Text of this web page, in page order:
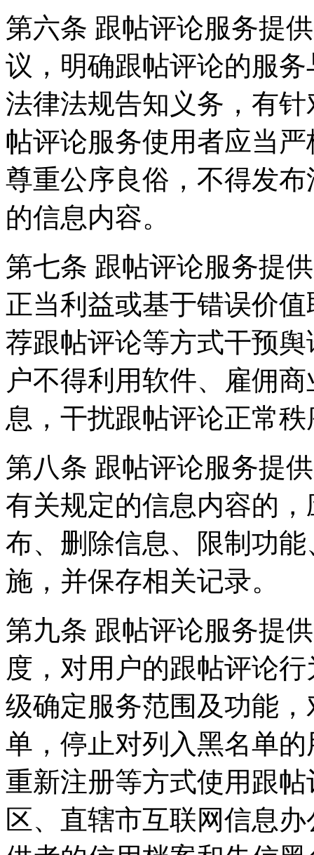
第六条 跟帖评论服务提
议，明确跟帖评论的服
法律法规告知义务，有
帖评论服务使用者应当
尊重公序良俗，不得发
的信息内容。
第七条 跟帖评论服务提
正当利益或基于错误价
荐跟帖评论等方式干预
户不得利用软件、雇佣
息，干扰跟帖评论正常
第八条 跟帖评论服务提
有关规定的信息内容的
布、删除信息、限制功
施，并保存相关记录。
第九条 跟帖评论服务提
度，对用户的跟帖评论
级确定服务范围及功能
单，停止对列入黑名单
重新注册等方式使用跟
区、直辖市互联网信息